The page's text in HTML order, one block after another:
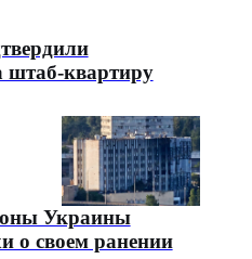
штаб-квартиру
Украины
о своем ранении